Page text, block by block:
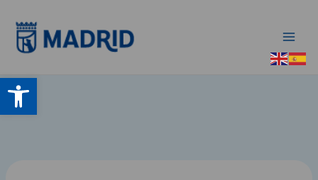
Abrir barra de herramientas
contenido